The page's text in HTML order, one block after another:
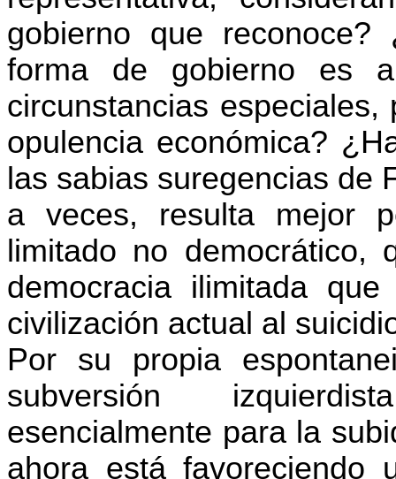
gobierno que
forma de gobierno es
circunstancias
opulencia económica?
las sabias suregencias de
a veces, resulta mejor
limitado no
democracia ilimitada
civilización actual al
Por su propia
subversión
esencialmente para la
ahora está favoreciendo